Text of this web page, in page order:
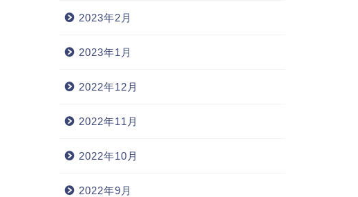
2023年2月
2023年1月
2022年12月
2022年11月
2022年10月
2022年9月